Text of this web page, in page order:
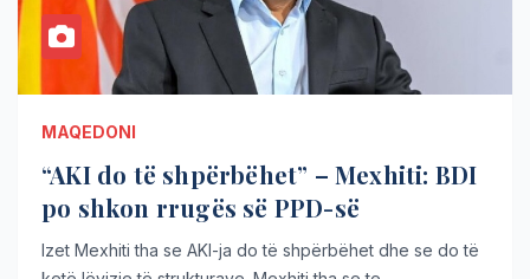
MAQEDONI
“AKI do të shpërbëhet” – Mexhiti: BDI
po shkon rrugës së PPD-së
Izet Mexhiti tha se AKI-ja do të shpërbëhet dhe se do të